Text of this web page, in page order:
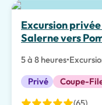
Excursion
Salerne vers
5 à 8 heures•
Privé
Coupe-